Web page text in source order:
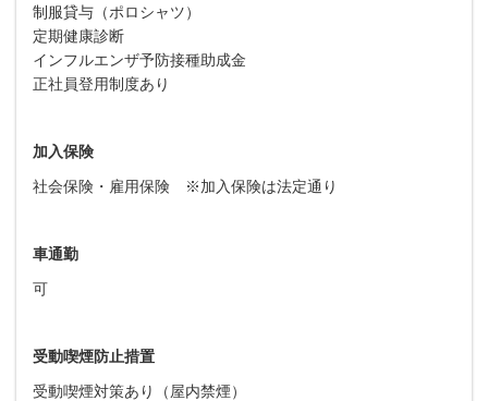
制服貸与（ポロシャツ）
定期健康診断
インフルエンザ予防接種助成金
正社員登用制度あり
加入保険
社会保険・雇用保険 ※加入保険は法定通り
車通勤
可
受動喫煙防止措置
受動喫煙対策あり（屋内禁煙）